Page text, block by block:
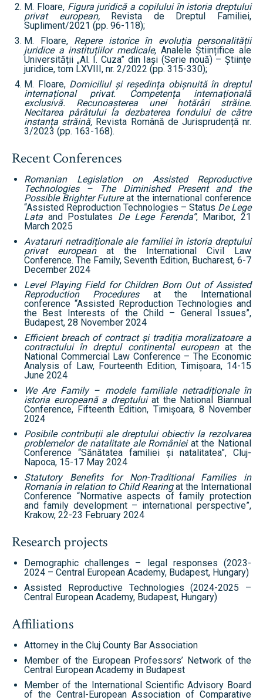
M. Floare, Figura juridică a copilului în istoria dreptului
privat european, Revista de Dreptul Familiei,
Supliment/2021 (pp. 96-118);
M. Floare, Repere istorice în evoluția personalității
juridice a instituțiilor medicale, Analele Științifice ale
Universității „Al. I. Cuza” din Iași (Serie nouă) – Științe
juridice, tom LXVIII, nr. 2/2022 (pp. 315-330);
M. Floare, Domiciliul și reședința obișnuită în dreptul
internațional privat. Competența internațională
exclusivă. Recunoașterea unei hotărâri străine.
Necitarea pârâtului la dezbaterea fondului de către
instanța străină, Revista Română de Jurisprudență nr.
3/2023 (pp. 163-168).
Recent Conferences
Romanian Legislation on Assisted Reproductive
Technologies – The Diminished Present and the
Possible Brighter Futureat the international conference
“Assisted Reproduction Technologies – Status De Lege
Lata and Postulates De Lege Ferenda”, Maribor, 21
March 2025
Avataruri netradiționale ale familiei în istoria dreptului
privat europeanat the International Civil Law
Conference. The Family, Seventh Edition, Bucharest, 6-7
December 2024
Level Playing Field for Children Born Out of Assisted
Reproduction Proceduresat the International
conference “Assisted Reproduction Technologies and
the Best Interests of the Child – General Issues”,
Budapest, 28 November 2024
Efficient breach of contract și tradiția moralizatoare a
contractului în dreptul continental european at the
National Commercial Law Conference – The Economic
Analysis of Law, Fourteenth Edition, Timișoara, 14-15
June 2024
We Are Family – modele familiale netradiționale în
istoria europeană a dreptului at the National Biannual
Conference, Fifteenth Edition, Timișoara, 8 November
2024
Posibile contribuții ale dreptului obiectiv la rezolvarea
problemelor de natalitate ale României at the National
Conference “Sănătatea familiei și natalitatea”, Cluj-
Napoca, 15-17 May 2024
Statutory Benefits for Non-Traditional Families in
Romania in relation to Child Rearingat the International
Conference “Normative aspects of family protection
and family development – international perspective”,
Krakow, 22-23 February 2024
Research projects
Demographic challenges – legal responses (2023-
2024 – Central European Academy, Budapest, Hungary)
Assisted Reproductive Technologies (2024-2025 –
Central European Academy, Budapest, Hungary)
Affiliations
Attorney in the Cluj County Bar Association
Member of the European Professors’ Network of the
Central European Academy in Budapest
Member of the International Scientific Advisory Board
of the Central-European Association of Comparative